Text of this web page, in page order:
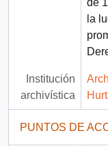
la
Institución
archivística
PUNTOS DE